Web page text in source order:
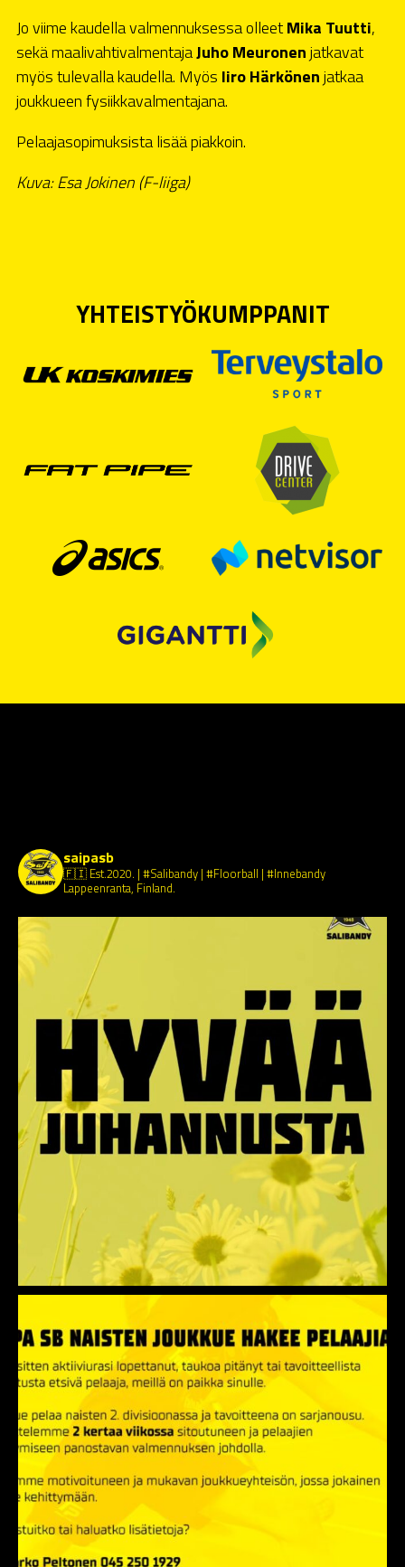
Jo viime kaudella valmennuksessa olleetMika Tuutti,
sekä maalivahtivalmentajaJuho Meuronenjatkavat
myös tulevalla kaudella. Myös Iiro Härkönenjatkaa
joukkueen fysiikkavalmentajana.
Pelaajasopimuksista lisää piakkoin.
Kuva: Esa Jokinen (F-liiga)
YHTEISTYÖKUMPPANIT
saipasb
🇫🇮 Est.2020. | #Salibandy | #Floorball | #Innebandy
Lappeenranta, Finland.